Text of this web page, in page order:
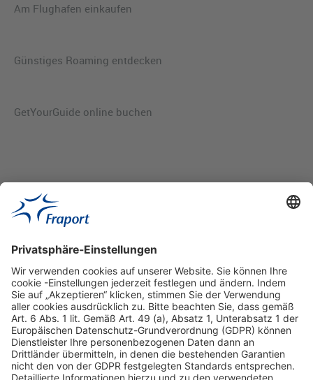
Am Flughafen einkaufen
Günstiges Roaming entdecken
GetYourGuide online buchen
Hilfreiche Links
Online einkaufen & buchen